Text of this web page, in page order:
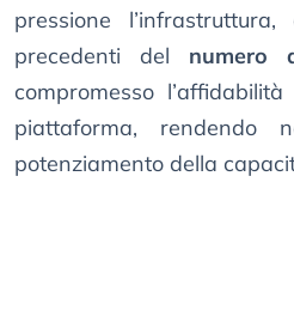
pressione
precedenti del numero
compromesso
piattaforma, rendendo
potenziamento della